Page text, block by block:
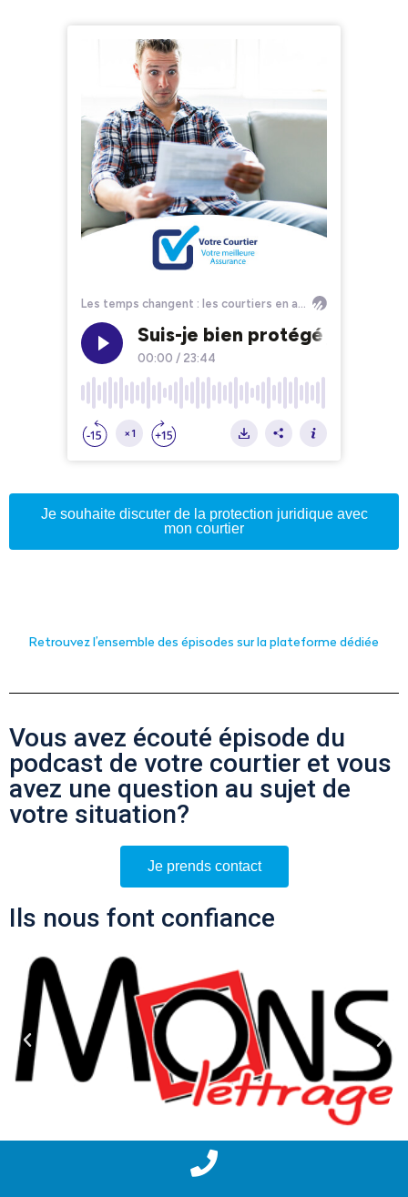
Je souhaite discuter de la protection juridique avec
mon courtier
Retrouvez l’ensemble des épisodes sur la plateforme dédiée
Vous avez écouté épisode du
podcast de votre courtier et vous
avez une question au sujet de
votre situation?
Je prends contact
Ils nous font confiance